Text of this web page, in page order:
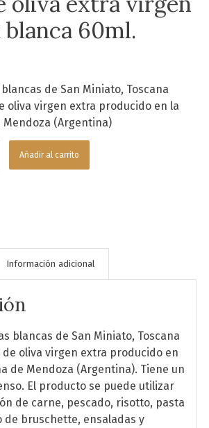
60ml.
de San Miniato, Toscana
oliva virgen extra producido en la
(Argentina)
Añadir al carrito
Información adicional
blancas de San Miniato, Toscana
oliva virgen extra producido en
de Mendoza (Argentina). Tiene un
El producto se puede utilizar
de carne, pescado, risotto, pasta
de bruschette, ensaladas y